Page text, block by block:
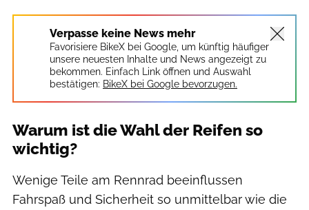
Verpasse keine News mehr
Favorisiere BikeX bei Google, um künftig häufiger
unsere neuesten Inhalte und News angezeigt zu
bekommen. Einfach Link öffnen und Auswahl
bestätigen: BikeX bei Google bevorzugen.
Warum ist die Wahl der Reifen so
wichtig?
Wenige Teile am Rennrad beeinflussen
Fahrspaß und Sicherheit so unmittelbar wie die